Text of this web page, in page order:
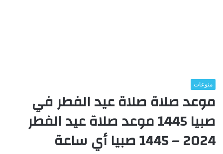
منوعات
موعد صلاة صلاة عيد الفطر في
صبيا 1445 موعد صلاة عيد الفطر
2024 – 1445 صبيا أي ساعة